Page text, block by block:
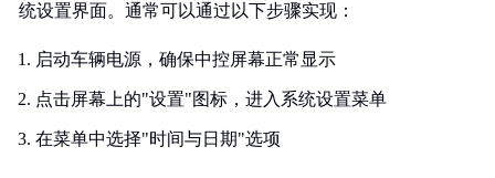
统设置界面。通常可以通过以下步骤实现：
启动车辆电源，确保中控屏幕正常显示
点击屏幕上的"设置"图标，进入系统设置菜单
在菜单中选择"时间与日期"选项